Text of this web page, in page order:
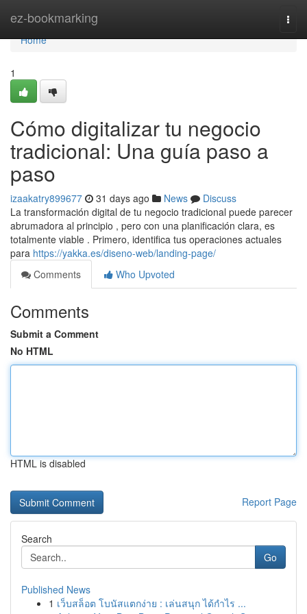
ez-bookmarking
Home
Home
1
Cómo digitalizar tu negocio
tradicional: Una guía paso a
paso
izaakatry899677 31 days ago News
Discuss
La transformación digital de tu negocio tradicional puede parecer
abrumadora al principio , pero con una planificación clara, es
totalmente viable . Primero, identifica tus operaciones actuales
para https://yakka.es/diseno-web/landing-page/
Comments
Who Upvoted
Comments
Submit a Comment
No HTML
HTML is disabled
Report Page
Search
Go
Published News
1 เว็บสล็อต โบนัสแตกง่าย : เล่นสนุก ได้กำไร ...